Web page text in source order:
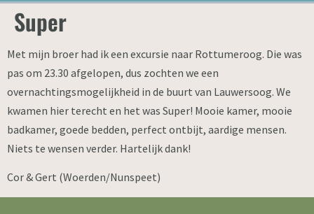
Super
Met mijn broer had ik een excursie naar Rottumeroog. Die was
pas om 23.30 afgelopen, dus zochten we een
overnachtingsmogelijkheid in de buurt van Lauwersoog. We
kwamen hier terecht en het was Super! Mooie kamer, mooie
badkamer, goede bedden, perfect ontbijt, aardige mensen.
Niets te wensen verder. Hartelijk dank!
Cor & Gert (Woerden/Nunspeet)